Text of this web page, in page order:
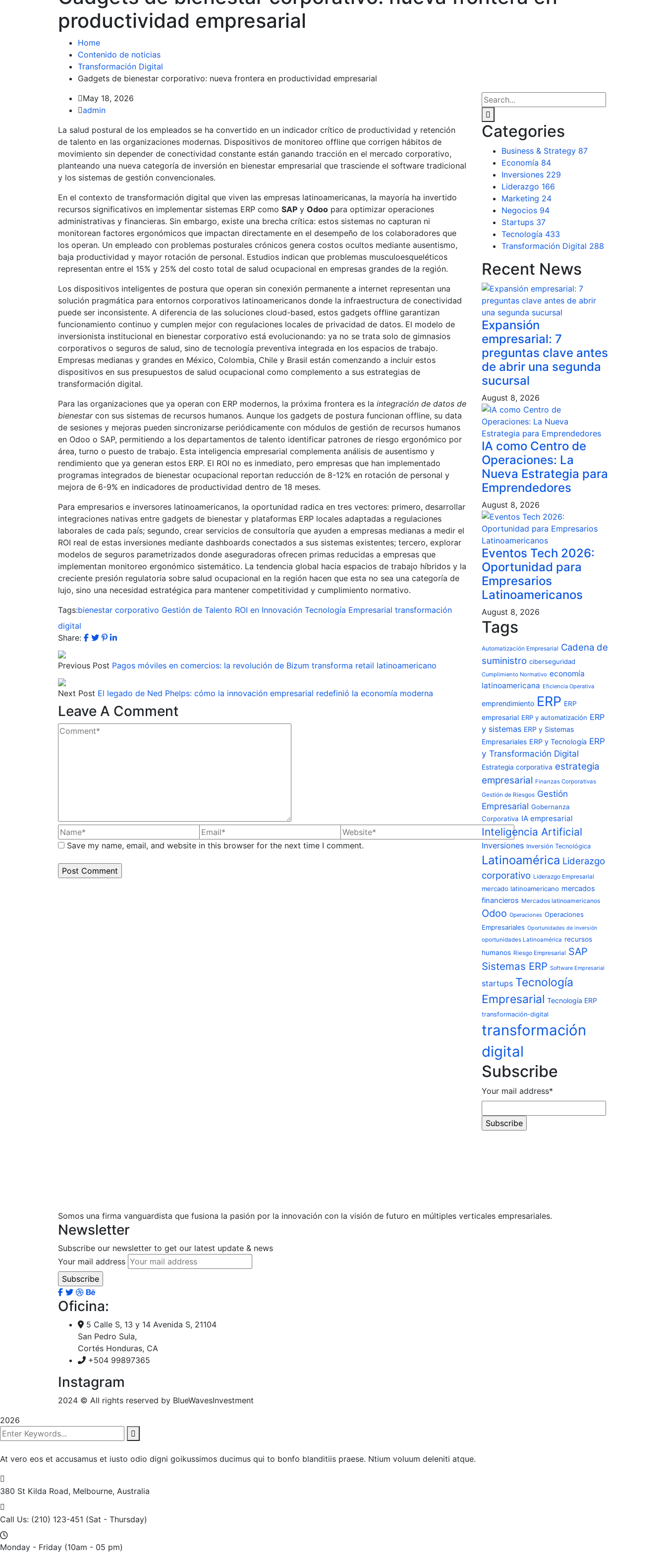
productividad empresarial
Home
Contenido de noticias
Transformación Digital
Gadgets de bienestar corporativo: nueva frontera en productividad empresarial
May 18, 2026
admin
La salud postural de los empleados se ha convertido en un indicador crítico de productividad y retención
de talento en las organizaciones modernas. Dispositivos de monitoreo offline que corrigen hábitos de
movimiento sin depender de conectividad constante están ganando tracción en el mercado corporativo,
planteando una nueva categoría de inversión en bienestar empresarial que trasciende el software tradicional
y los sistemas de gestión convencionales.
En el contexto de transformación digital que viven las empresas latinoamericanas, la mayoría ha invertido
recursos significativos en implementar sistemas ERP como SAP y Odoo para optimizar operaciones
administrativas y financieras. Sin embargo, existe una brecha crítica: estos sistemas no capturan ni
monitorean factores ergonómicos que impactan directamente en el desempeño de los colaboradores que
los operan. Un empleado con problemas posturales crónicos genera costos ocultos mediante ausentismo,
baja productividad y mayor rotación de personal. Estudios indican que problemas musculoesqueléticos
representan entre el 15% y 25% del costo total de salud ocupacional en empresas grandes de la región.
Los dispositivos inteligentes de postura que operan sin conexión permanente a internet representan una
solución pragmática para entornos corporativos latinoamericanos donde la infraestructura de conectividad
puede ser inconsistente. A diferencia de las soluciones cloud-based, estos gadgets offline garantizan
funcionamiento continuo y cumplen mejor con regulaciones locales de privacidad de datos. El modelo de
inversionista institucional en bienestar corporativo está evolucionando: ya no se trata solo de gimnasios
corporativos o seguros de salud, sino de tecnología preventiva integrada en los espacios de trabajo.
Empresas medianas y grandes en México, Colombia, Chile y Brasil están comenzando a incluir estos
dispositivos en sus presupuestos de salud ocupacional como complemento a sus estrategias de
transformación digital.
Para las organizaciones que ya operan con ERP modernos, la próxima frontera es la integración de datos de
bienestarcon sus sistemas de recursos humanos. Aunque los gadgets de postura funcionan offline, su data
de sesiones y mejoras pueden sincronizarse periódicamente con módulos de gestión de recursos humanos
en Odoo o SAP, permitiendo a los departamentos de talento identificar patrones de riesgo ergonómico por
área, turno o puesto de trabajo. Esta inteligencia empresarial complementa análisis de ausentismo y
rendimiento que ya generan estos ERP. El ROI no es inmediato, pero empresas que han implementado
programas integrados de bienestar ocupacional reportan reducción de 8-12% en rotación de personal y
mejora de 6-9% en indicadores de productividad dentro de 18 meses.
Para empresarios e inversores latinoamericanos, la oportunidad radica en tres vectores: primero, desarrollar
integraciones nativas entre gadgets de bienestar y plataformas ERP locales adaptadas a regulaciones
laborales de cada país; segundo, crear servicios de consultoría que ayuden a empresas medianas a medir el
ROI real de estas inversiones mediante dashboards conectados a sus sistemas existentes; tercero, explorar
modelos de seguros parametrizados donde aseguradoras ofrecen primas reducidas a empresas que
implementan monitoreo ergonómico sistemático. La tendencia global hacia espacios de trabajo híbridos y la
creciente presión regulatoria sobre salud ocupacional en la región hacen que esta no sea una categoría de
lujo, sino una necesidad estratégica para mantener competitividad y cumplimiento normativo.
Tags:bienestar corporativo Gestión de Talento ROI en Innovación Tecnología Empresarial transformación
digital
Share:
Previous Post Pagos móviles en comercios: la revolución de Bizum transforma retail latinoamericano
Next Post El legado de Ned Phelps: cómo la innovación empresarial redefinió la economía moderna
Leave A Comment
Save my name, email, and website in this browser for the next time I comment.
Categories
Business & Strategy 87
Economía 84
Inversiones 229
Liderazgo 166
Marketing 24
Negocios 94
Startups 37
Tecnología 433
Transformación Digital 288
Recent News
Expansión
empresarial: 7
preguntas clave antes
de abrir una segunda
sucursal
August 8, 2026
IA como Centro de
Operaciones: La
Nueva Estrategia para
Emprendedores
August 8, 2026
Eventos Tech 2026:
Oportunidad para
Empresarios
Latinoamericanos
August 8, 2026
Tags
Automatización Empresarial Cadena de
suministro ciberseguridad
Cumplimiento Normativo economía
latinoamericana Eficiencia Operativa
emprendimiento ERP ERP
empresarial ERP y automatización ERP
y sistemas ERP y Sistemas
Empresariales ERP y Tecnología ERP
y Transformación Digital
Estrategia corporativa estrategia
empresarial Finanzas Corporativas
Gestión de Riesgos Gestión
Empresarial Gobernanza
Corporativa IA empresarial
Inteligencia Artificial
Inversiones Inversión Tecnológica
Latinoamérica Liderazgo
corporativo Liderazgo Empresarial
mercado latinoamericano mercados
financieros Mercados latinoamericanos
Odoo Operaciones Operaciones
Empresariales Oportunidades de inversión
oportunidades Latinoamérica recursos
humanos Riesgo Empresarial SAP
Sistemas ERP Software Empresarial
startups Tecnología
Empresarial Tecnología ERP
transformación-digital
transformación
digital
Subscribe
Your mail address*
Somos una firma vanguardista que fusiona la pasión por la innovación con la visión de futuro en múltiples verticales empresariales.
Newsletter
Subscribe our newsletter to get our latest update & news
Your mail address
Oficina:
5 Calle S, 13 y 14 Avenida S, 21104
San Pedro Sula,
Cortés Honduras, CA
+504 99897365
Instagram
2024 © All rights reserved by BlueWavesInvestment
2026
At vero eos et accusamus et iusto odio digni goikussimos ducimus qui to bonfo blanditiis praese. Ntium voluum deleniti atque.
380 St Kilda Road, Melbourne, Australia
Call Us: (210) 123-451 (Sat - Thursday)
Monday - Friday (10am - 05 pm)